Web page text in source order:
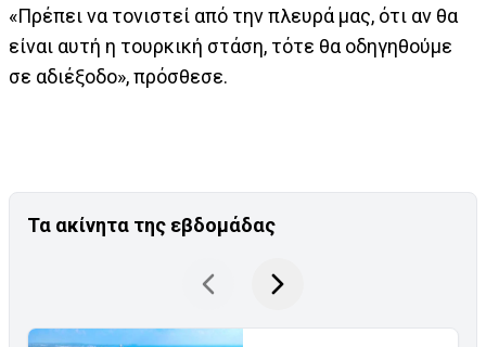
«Πρέπει να τονιστεί από την πλευρά μας, ότι αν θα
είναι αυτή η τουρκική στάση, τότε θα οδηγηθούμε
σε αδιέξοδο», πρόσθεσε.
Τα ακίνητα της εβδομάδας